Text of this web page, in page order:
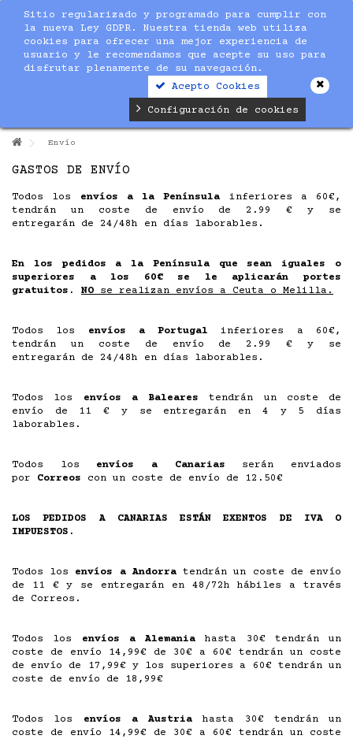
Sitio regularizado y programado para cumplir con
la nueva Ley GDPR. Nuestra tienda web utiliza
cookies para ofrecer una mejor experiencia de
usuario y le recomendamos que acepte su uso para
disfrutar plenamente de su navegación.
Acepto Cookies
Configuración de cookies
Envío
GASTOS DE ENVÍO
Todos los envíos a la Península inferiores a 60€,
tendrán un coste de envío de 2.99 € y se
entregarán de 24/48h en días laborables.
En los pedidos a la Península que sean iguales o
superiores a los 60€ se le aplicarán portes
gratuitos.
NO se realizan envíos a Ceuta o Melilla.
Todos los envíos a Portugal inferiores a 60€,
tendrán un coste de envío de 2.99 € y se
entregarán de 24/48h en días laborables.
Todos los envíos a Baleares tendrán un coste de
envío de 11 € y se entregarán en 4 y 5 días
laborables.
Todos los envíos a Canarias serán enviados
por Correos con un coste de envío de 12.50€
LOS PEDIDOS A CANARIAS ESTÁN EXENTOS DE IVA O
IMPUESTOS.
Todos los envíos a Andorratendrán un coste de envío
de 11 € y se entregarán en 48/72h hábiles a través
de Correos.
Todos los envíos a Alemaniahasta 30€ tendrán un
coste de envío 14,99€ de 30€ a 60€ tendrán un coste
de envío de 17,99€ y los superiores a 60€ tendrán un
coste de envío de 18,99€
Todos los envíos a Austriahasta 30€ tendrán un
coste de envío 14,99€ de 30€ a 60€ tendrán un coste